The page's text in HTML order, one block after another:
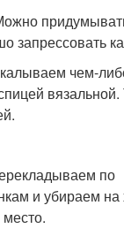
запрессовать
чем-
вязальной.
по
и убираем на